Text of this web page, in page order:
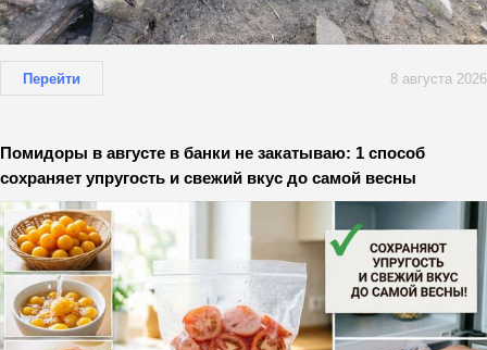
Перейти 8 августа 2026
Помидоры в августе в банки не закатываю: 1 способ
сохраняет упругость и свежий вкус до самой весны